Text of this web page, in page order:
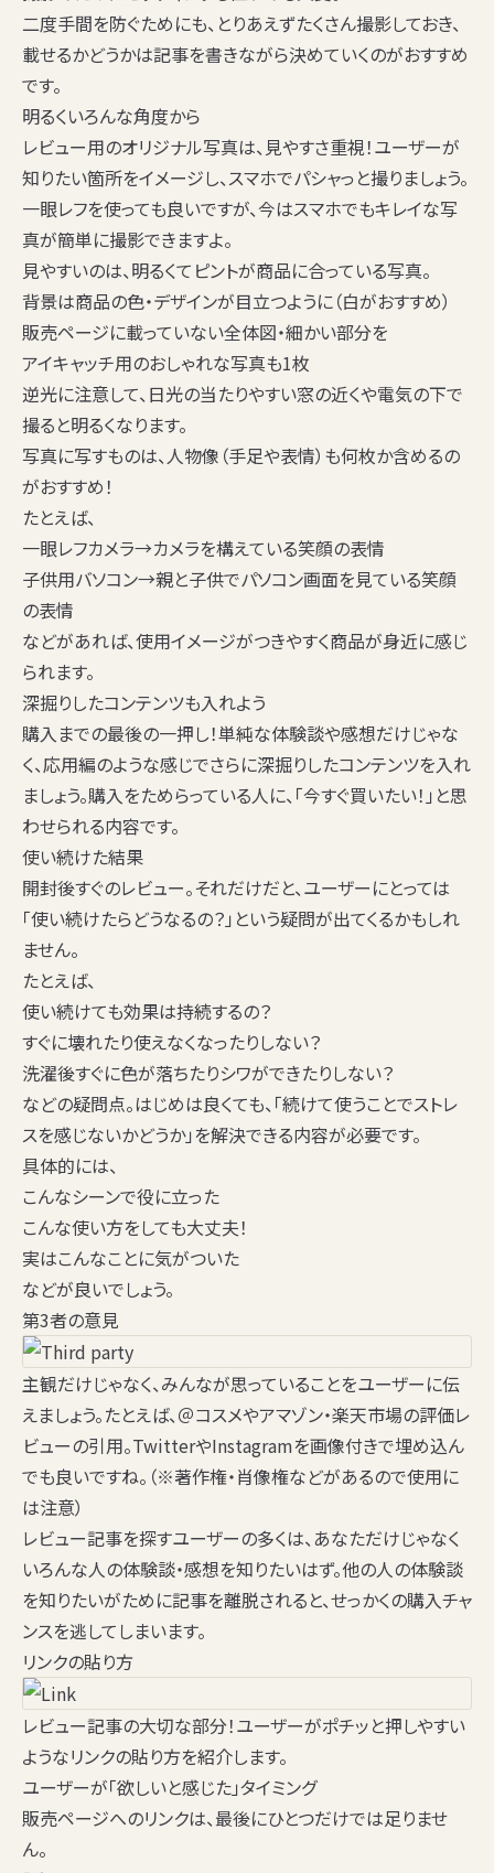
二度手間を防ぐためにも、とりあえずたくさん撮影しておき、
載せるかどうかは記事を書きながら決めていくのがおすすめ
です。
明るくいろんな角度から
レビュー用のオリジナル写真は、 見やすさ重視！ユーザーが
知りたい箇所をイメージし、スマホでパシャっと撮りましょう。
一眼レフを使っても良いですが、今はスマホでもキレイな写
真が簡単に撮影できますよ。
見やすいのは、明るくてピントが商品に合っている写真。
背景は商品の色・デザインが目立つように（白がおすすめ）
販売ページに載っていない全体図・細かい部分を
アイキャッチ用のおしゃれな写真も1枚
逆光に注意して、日光の当たりやすい窓の近くや電気の下で
撮ると明るくなります。
写真に写すものは、人物像（手足や表情） も何枚か含めるの
がおすすめ！
たとえば、
一眼レフカメラ→カメラを構えている笑顔の表情
子供用バソコン→親と子供でパソコン画面を見ている笑顔
の表情
などがあれば、使用イメージがつきやすく商品が身近に感じ
られます。
深掘りしたコンテンツも入れよう
購入までの最後の一押し！単純な体験談や感想だけじゃな
く、応用編のような感じでさらに深掘りしたコンテンツを入れ
ましょう。購入をためらっている人に、「今すぐ買いたい！ 」と思
わせられる内容です。
使い続けた結果
開封後すぐのレビュー。それだけだと、ユーザーにとっては
「使い続けたらどうなるの？ 」という疑問が出てくるかもしれ
ません。
たとえば、
使い続けても効果は持続するの？
すぐに壊れたり使えなくなったりしない？
洗濯後すぐに色が落ちたりシワができたりしない？
などの疑問点。はじめは良くても、「続けて使うことでストレ
スを感じないかどうか」を解決できる内容が必要です。
具体的には、
こんなシーンで役に立った
こんな使い方をしても大丈夫！
実はこんなことに気がついた
などが良いでしょう。
第3者の意見
主観だけじゃなく、みんなが思っていることをユーザーに伝
えましょう。たとえば、＠コスメやアマゾン・楽天市場の評価レ
ビューの引用。TwitterやInstagramを画像付きで埋め込ん
でも良いですね。（※著作権・肖像権などがあるので使用に
は注意）
レビュー記事を探すユーザーの多くは、あなただけじゃなく
いろんな人の体験談・感想を知りたいはず。他の人の体験談
を知りたいがために記事を離脱されると、せっかくの購入チャ
ンスを逃してしまいます。
リンクの貼り方
レビュー記事の大切な部分！ユーザーがポチッと押しやすい
ようなリンクの貼り方を紹介します。
ユーザーが「欲しいと感じた」タイミング
販売ページへのリンクは、最後にひとつだけでは足りませ
ん。